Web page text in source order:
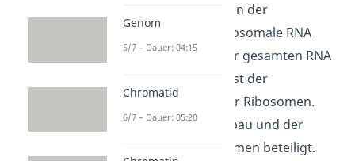
auf als die Ribosomen der
Eukaryoten
. Die ribosomale RNA
macht bis zu 90% der gesamten RNA
aus und ist der
Hauptbestandteil der Ribosomen.
Somit ist sie am Aufbau und der
Funktion der Ribosomen beteiligt.
Genom
5/7 – Dauer: 04:15
Chromatid
6/7 – Dauer: 05:20